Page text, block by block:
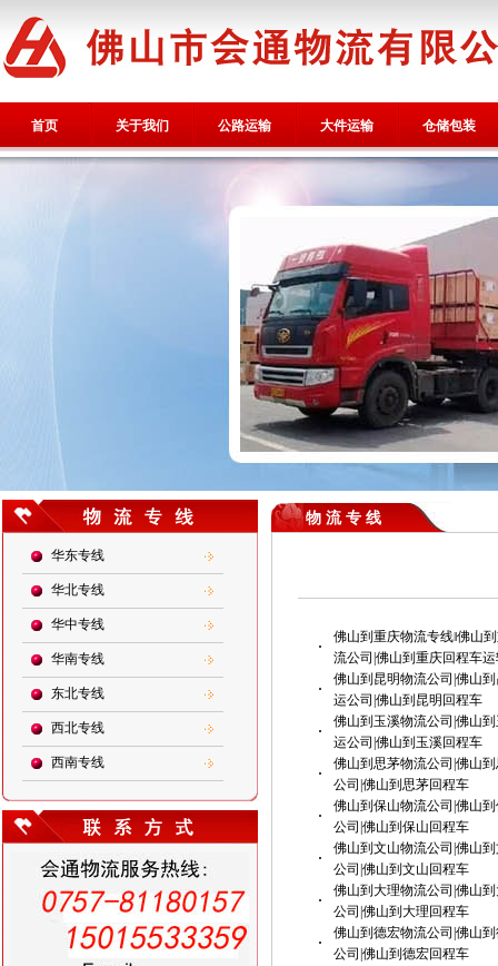
首页 关于我们 公路运输 大件运输 仓储包装
华东专线
华北专线
华中专线
华南专线
东北专线
西北专线
西南专线
物 流 专 线
·
佛山到重庆物流专线‖佛山
流公司|佛山到重庆回程车运
·
佛山到昆明物流公司|佛山
运公司|佛山到昆明回程车
·
佛山到玉溪物流公司|佛山
运公司|佛山到玉溪回程车
·
佛山到思茅物流公司|佛山
公司|佛山到思茅回程车
·
佛山到保山物流公司|佛山
公司|佛山到保山回程车
·
佛山到文山物流公司|佛山
公司|佛山到文山回程车
·
佛山到大理物流公司|佛山
公司|佛山到大理回程车
·
佛山到德宏物流公司|佛山
公司|佛山到德宏回程车